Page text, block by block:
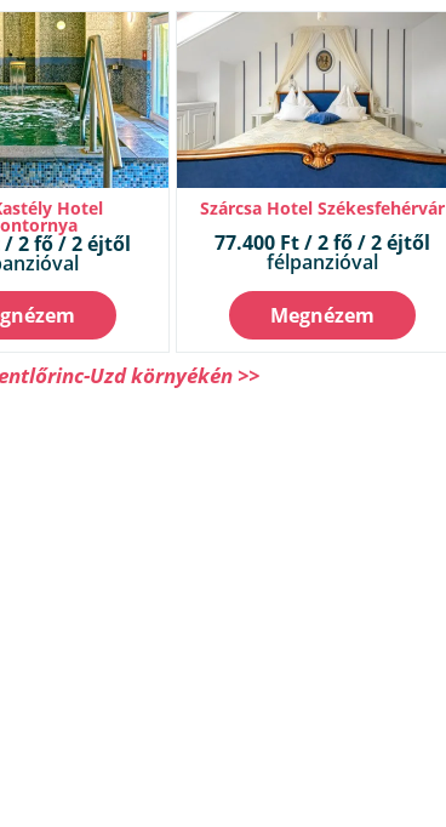
Hotel
/ 2 fő / 2 éjtől
Szárcsa Hotel Székesfehérvár
77.400 Ft / 2 fő / 2 éjtől
félpanzióval
Megnézem
Uzd környékén >>